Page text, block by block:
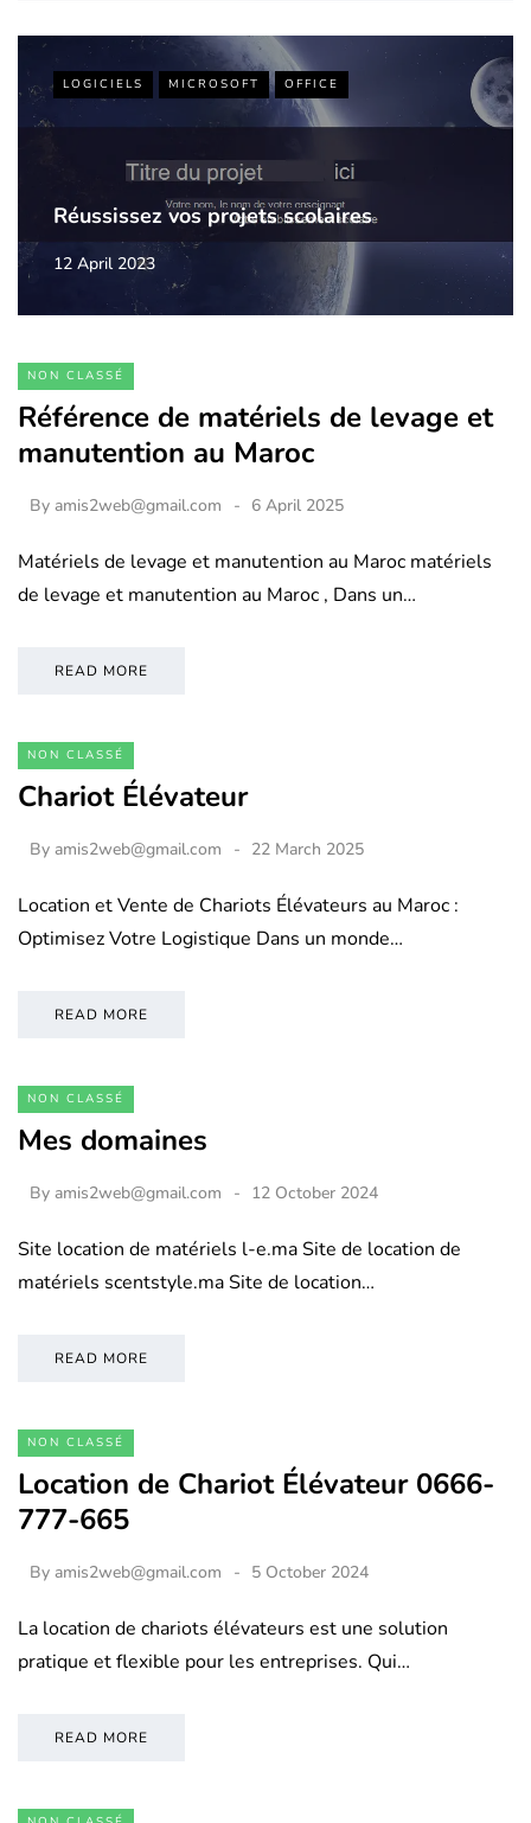
LOGICIELS MICROSOFT OFFICE
Réussissez vos projets scolaires
12 April 2023
NON CLASSÉ
Référence de matériels de levage et
manutention au Maroc
By amis2web@gmail.com 6 April 2025
Matériels de levage et manutention au Maroc matériels
de levage et manutention au Maroc , Dans un…
READ MORE
NON CLASSÉ
Chariot Élévateur
By amis2web@gmail.com 22 March 2025
Location et Vente de Chariots Élévateurs au Maroc :
Optimisez Votre Logistique Dans un monde…
READ MORE
NON CLASSÉ
Mes domaines
By amis2web@gmail.com 12 October 2024
Site location de matériels l-e.ma Site de location de
matériels scentstyle.ma Site de location…
READ MORE
NON CLASSÉ
Location de Chariot Élévateur 0666-
777-665
By amis2web@gmail.com 5 October 2024
La location de chariots élévateurs est une solution
pratique et flexible pour les entreprises. Qui…
READ MORE